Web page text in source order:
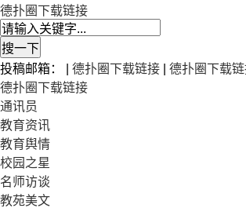
德扑圈下载链接
投稿邮箱： | 德扑圈下载链接 德扑圈下载
德扑圈下载链接
通讯员
教育资讯
教育舆情
校园之星
名师访谈
教苑美文